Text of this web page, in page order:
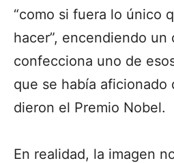
“como si fuera lo único
hacer”, encendiendo
confecciona uno de
que se había aficionado
dieron el Premio Nobel.
En realidad, la imagen